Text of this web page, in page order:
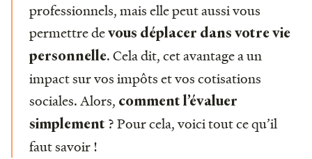
professionnels, mais elle peut aussi vous
permettre devous déplacer dans votre vie
personnelle. Cela dit, cet avantage a un
impact sur vos impôts et vos cotisations
sociales. Alors, comment l’évaluer
simplement ? Pour cela, voici tout ce qu’il
faut savoir !